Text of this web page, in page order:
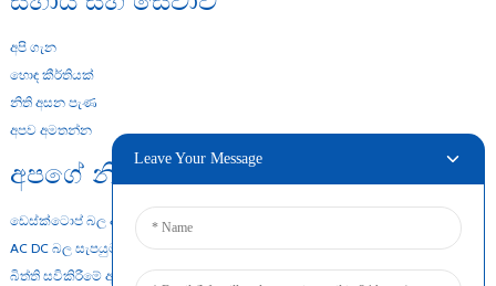
අපි ගැන
හොඳ කීර්තියක්
නිති අසන පැණ
අපව අමතන්න
අපගේ නිෂ්පාදන
ඩෙස්ක්ටොප් බල ඇඩැප්ටරය
AC DC බල සැපයුම
බිත්ති සවිකිරීමේ ඇඩැප්ටරය
Leave Your Message